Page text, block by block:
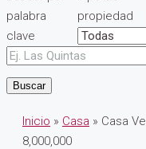
palabra
clave
propiedad
Buscar
Inicio » Casa » Casa
8,000,000